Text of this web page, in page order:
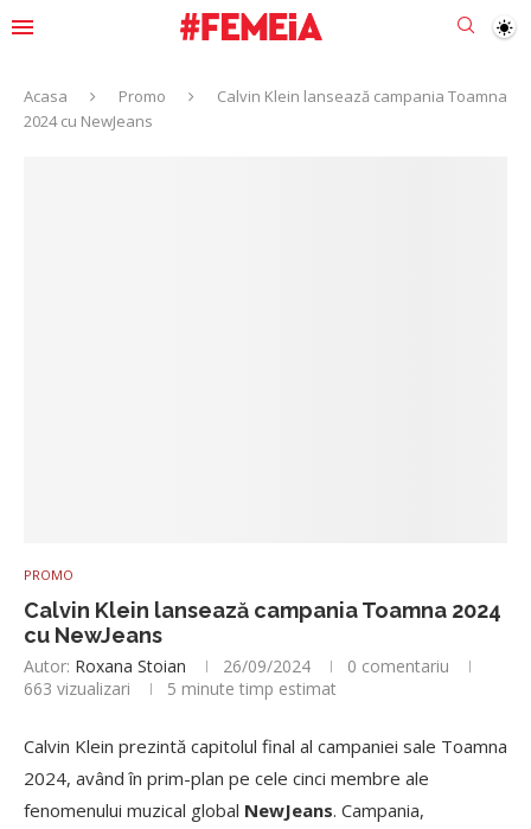
Acasa Promo
Calvin Klein lansează campania Toamna
2024 cu NewJeans
PROMO
Calvin Klein lansează campania Toamna 2024
cu NewJeans
Autor: Roxana Stoian 26/09/2024
0 comentariu
663 vizualizari 5 minute timp estimat
Calvin Klein prezintă capitolul final al campaniei sale Toamna
2024, având în prim-plan pe cele cinci membre ale
fenomenului muzical global NewJeans. Campania,